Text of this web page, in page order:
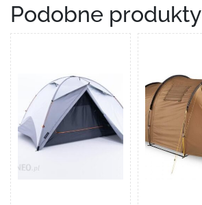
Podobne produkty